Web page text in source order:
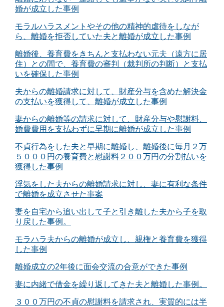
婚が成立した事例
モラルハラスメントやその他の精神的虐待をしなが
ら、離婚を拒否していた夫と離婚が成立した事例
離婚後、養育費をきちんと支払わない元夫（遠方に居
住）との間で、養育費の審判（裁判所の判断）と支払
いを確保した事例
夫からの離婚請求に対して、財産分与を含めた解決金
の支払いを獲得して、離婚が成立した事例
妻からの離婚等の請求に対して、財産分与や慰謝料、
婚費費用を支払わずに早期に離婚が成立した事例
不貞行為をした夫と早期に離婚し、離婚後に毎月２万
５０００円の養育費と慰謝料２００万円の分割払いを
獲得した事例
浮気をした夫からの離婚請求に対し、妻に有利な条件
で離婚を成立させた事案
妻を自宅から追い出して子と引き離した夫から子を取
り戻した事例。
モラハラ夫からの離婚が成立し、親権と養育費を獲得
した事例
離婚成立の2年後に面会交流の合意ができた事例
妻に内緒で借金を繰り返してきた夫と離婚した事例。
３００万円の不貞の慰謝料を請求され、実質的には半